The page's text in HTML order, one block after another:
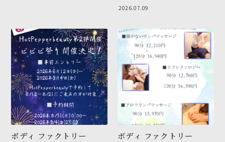
2026.07.09
ボディ ファクトリー ボディ ファクトリー